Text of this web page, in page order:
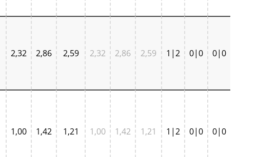
2,32 2,86 2,59 2,32 2,86 2,59 1|2 0|0 0|0
1,00 1,42 1,21 1,00 1,42 1,21 1|2 0|0 0|0